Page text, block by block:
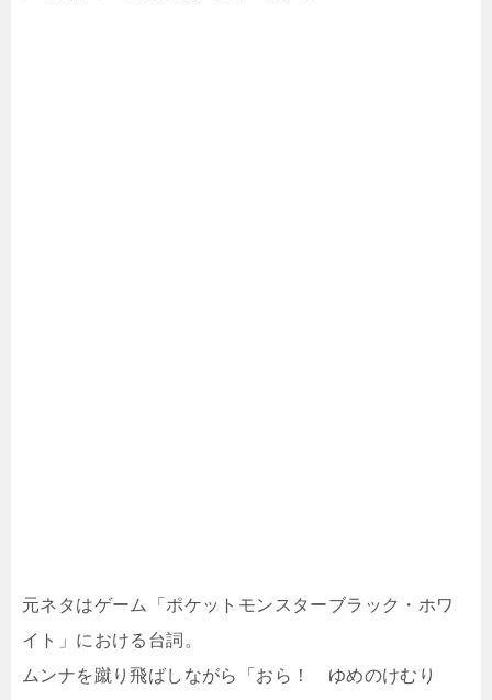
元ネタはゲーム「ポケットモンスターブラック・ホワ
イト」における台詞。
ムンナを蹴り飛ばしながら「おら！ ゆめのけむり